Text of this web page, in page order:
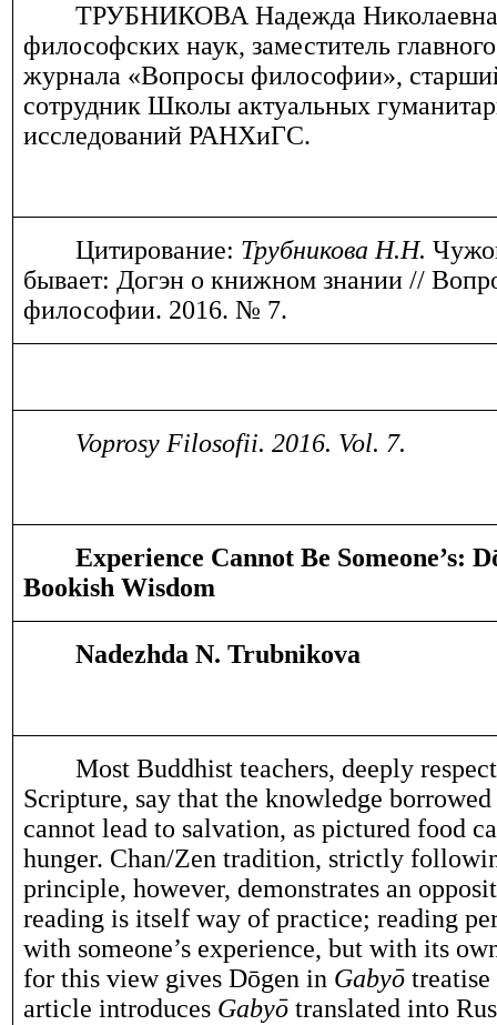
ТРУБНИКОВА Надежда
философских наук, заместитель
журнала «Вопросы философии»,
сотрудник Школы актуальных
исследований РАНХиГС.
Цитирование: Трубникова Н.Н.
бывает: Догэн о книжном знании //
философии. 2016. № 7.
Voprosy Filosofii. 2016. Vol. 7.
Experience Cannot Be Someone’s:
Bookish Wisdom
Nadezhda N. Trubnikova
Most Buddhist teachers, deeply
Scripture, say that the knowledge
cannot lead to salvation, as pictured food
hunger. Chan/Zen tradition, strictly
principle, however, demonstrates an
reading is itself way of practice; reading
with someone’s experience, but with its
for this view gives Dōgen in Gabyō
article introduces Gabyō translated into